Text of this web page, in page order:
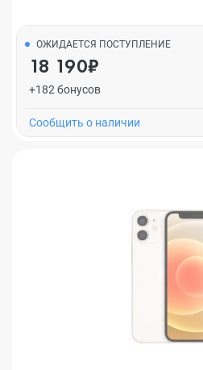
ОЖИДАЕТСЯ ПОСТУПЛЕНИЕ
18 190₽
+182 бонусов
Cообщить о наличии